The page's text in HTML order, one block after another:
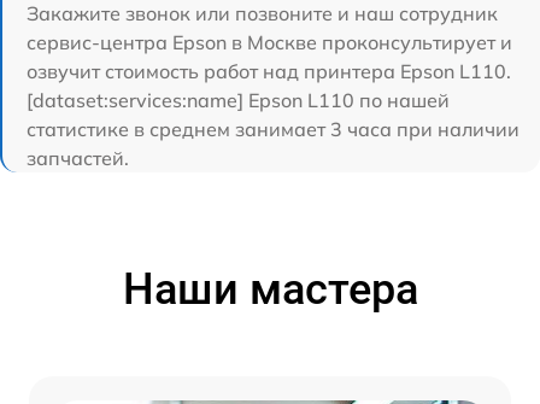
Закажите звонок или позвоните и наш сотрудник
сервис-центра Epson в Москве проконсультирует и
озвучит стоимость работ над принтера Epson L110.
[dataset:services:name] Epson L110 по нашей
статистике в среднем занимает 3 часа при наличии
запчастей.
Наши мастера